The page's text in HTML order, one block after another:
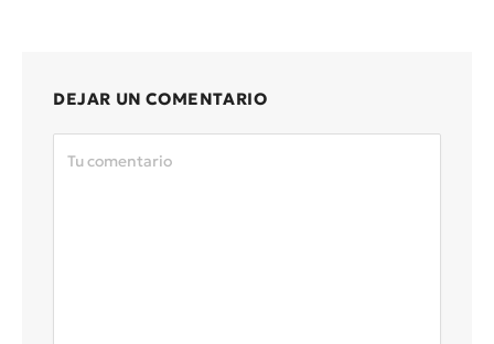
DEJAR UN COMENTARIO